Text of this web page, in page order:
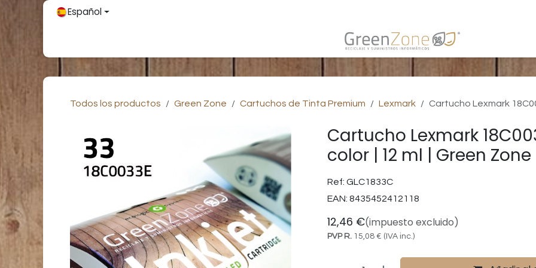
Ir al contenidoEspañol
Todos los productos Green Zone Cartuchos de Tinta Premium Lexmark Cartucho Lexmark
Cartucho Lexmark
color | 12 ml | Green Zone
Ref: GLC1833C
EAN: 8435452412118
12,46 €(impuesto excluido)
PVP R. 15,08€ (IVA inc.)